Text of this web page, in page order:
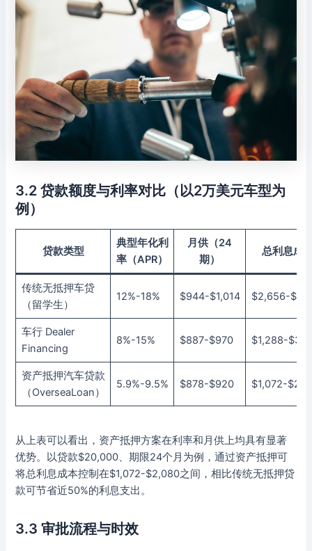
3.2 贷款额度与利率对比（以2万美元车型为
例）
贷款类型
典型年化利
率（APR）
月供（24
期）
总利息成
传统无抵押车贷
（留学生）
12%-18% $944-$1,014 $2,656-
车行 Dealer
Financing
8%-15% $887-$970 $1,288-
资产抵押汽车贷款
（OverseaLoan）
5.9%-9.5% $878-$920 $1,072-
从上表可以看出，资产抵押方案在利率和月供上均具有显著
优势。以贷款$20,000、期限24个月为例，通过资产抵押可
将总利息成本控制在$1,072-$2,080之间，相比传统无抵押贷
款可节省近50%的利息支出。
3.3 审批流程与时效